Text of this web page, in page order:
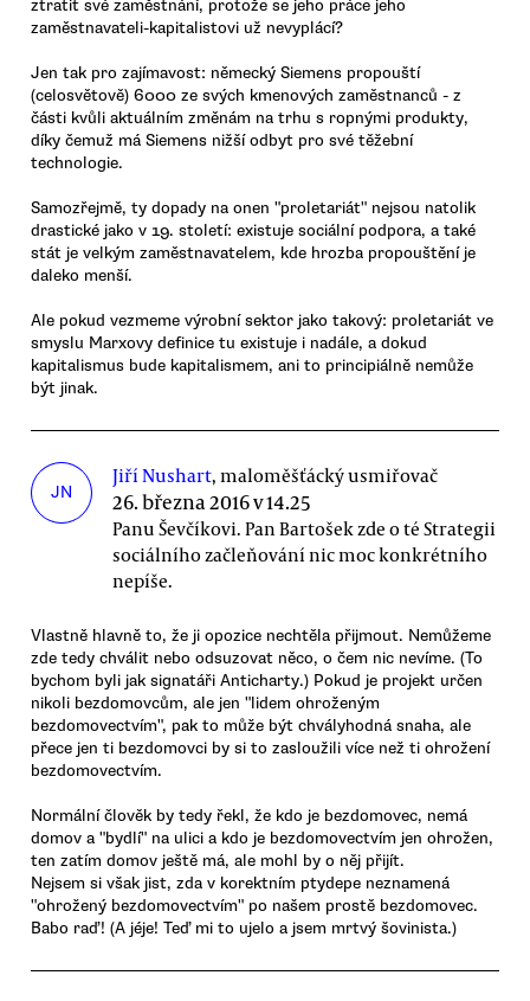
ztratit své zaměstnání, protože se jeho práce jeho
zaměstnavateli-kapitalistovi už nevyplácí?
Jen tak pro zajímavost: německý Siemens propouští
(celosvětově) 6000 ze svých kmenových zaměstnanců - z
části kvůli aktuálním změnám na trhu s ropnými produkty,
díky čemuž má Siemens nižší odbyt pro své těžební
technologie.
Samozřejmě, ty dopady na onen "proletariát" nejsou natolik
drastické jako v 19. století: existuje sociální podpora, a také
stát je velkým zaměstnavatelem, kde hrozba propouštění je
daleko menší.
Ale pokud vezmeme výrobní sektor jako takový: proletariát ve
smyslu Marxovy definice tu existuje i nadále, a dokud
kapitalismus bude kapitalismem, ani to principiálně nemůže
být jinak.
JN
Jiří Nushart, maloměšťácký usmiřovač
26. března 2016 v 14.25
Panu Ševčíkovi. Pan Bartošek zde o té Strategii
sociálního začleňování nic moc konkrétního
nepíše.
Vlastně hlavně to, že ji opozice nechtěla přijmout. Nemůžeme
zde tedy chválit nebo odsuzovat něco, o čem nic nevíme. (To
bychom byli jak signatáři Anticharty.) Pokud je projekt určen
nikoli bezdomovcům, ale jen "lidem ohroženým
bezdomovectvím", pak to může být chvályhodná snaha, ale
přece jen ti bezdomovci by si to zasloužili více než ti ohrožení
bezdomovectvím.
Normální člověk by tedy řekl, že kdo je bezdomovec, nemá
domov a "bydlí" na ulici a kdo je bezdomovectvím jen ohrožen,
ten zatím domov ještě má, ale mohl by o něj přijít.
Nejsem si však jist, zda v korektním ptydepe neznamená
"ohrožený bezdomovectvím" po našem prostě bezdomovec.
Babo raď! (A jéje! Teď mi to ujelo a jsem mrtvý šovinista.)